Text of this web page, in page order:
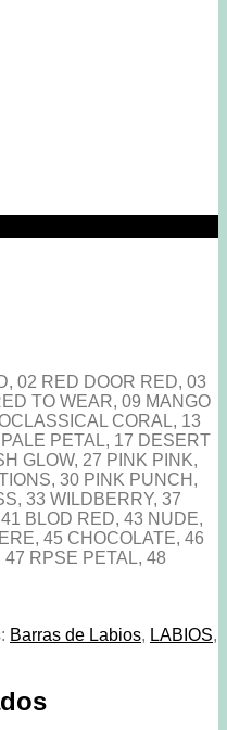
02 RED DOOR RED, 03
TO WEAR, 09 MANGO
CORAL, 13
PETAL, 17 DESERT
GLOW, 27 PINK PINK,
30 PINK PUNCH,
33 WILDBERRY, 37
BLOD RED, 43 NUDE,
45 CHOCOLATE, 46
RPSE PETAL, 48
Barras de Labios, LABIOS,